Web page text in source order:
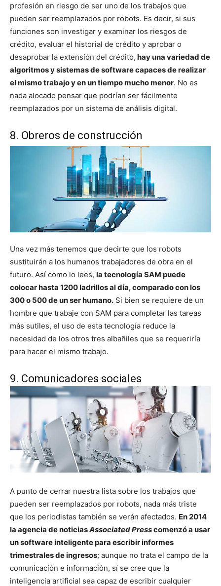
profesión en riesgo de ser uno de los trabajos que
pueden ser reemplazados por robots. Es decir, si sus
funciones son investigar y examinar los riesgos de
crédito, evaluar el historial de crédito y aprobar o
desaprobar la extensión del crédito, hay una variedad de
algoritmos y sistemas de software capaces de realizar
el mismo trabajo y en un tiempo mucho menor. No es
nada alocado pensar que podrían ser fácilmente
reemplazados por un sistema de análisis digital.
8. Obreros de construcción
Una vez más tenemos que decirte que los robots
sustituirán a los humanos trabajadores de obra en el
futuro. Así como lo lees, la tecnología SAM puede
colocar hasta 1200 ladrillos al día, comparado con los
300 o 500 de un ser humano. Si bien se requiere de un
hombre que trabaje con SAM para completar las tareas
más sutiles, el uso de esta tecnología reduce la
necesidad de los otros tres albañiles que se requeriría
para hacer el mismo trabajo.
9. Comunicadores sociales
A punto de cerrar nuestra lista sobre los trabajos que
pueden ser reemplazados por robots, nada más triste
que los periodistas también se verán afectados. En 2014
la agencia de noticiasAssociated Presscomenzó a usar
un software inteligente para escribir informes
trimestrales de ingresos; aunque no trata el campo de la
comunicación e información, sí se cree que la
inteligencia artificial sea capaz de escribir cualquier